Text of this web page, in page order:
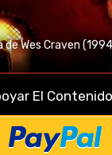
de Wes Craven
El